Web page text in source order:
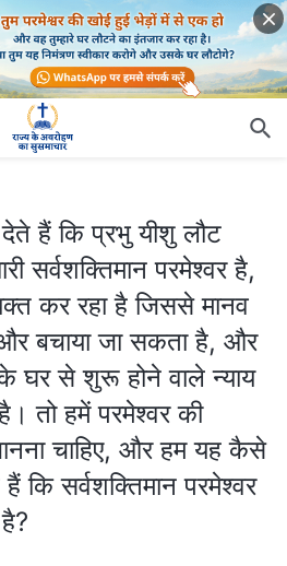
हैं कि प्रभु यीशु लौट
सर्वशक्तिमान परमेश्वर है,
कर रहा है जिससे मानव
और बचाया जा सकता है, और
घर से शुरू होने वाले न्याय
तो हमें परमेश्वर की
चाहिए, और हम यह कैसे
सर्वशक्तिमान परमेश्वर